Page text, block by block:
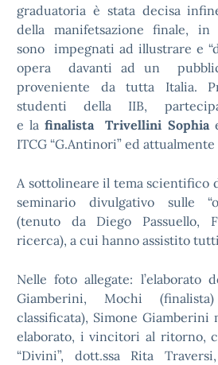
graduatoria è stata decisa
della manifetsazione finale,
sono impegnati ad illustrare e
opera davanti ad un
proveniente da tutta Italia.
studenti della IIB,
e lafinalista Trivellini Sophia
ITCG “G.Antinori” ed
A sottolineare il tema scientifico
seminario divulgativo sulle
(tenuto da Diego Passuello,
ricerca), a cui hanno assistito
Nelle foto allegate: l’elaborato
Giamberini, Mochi
classificata), Simone
elaborato, i vincitori al ritorno,
“Divini”, dott.ssa Rita